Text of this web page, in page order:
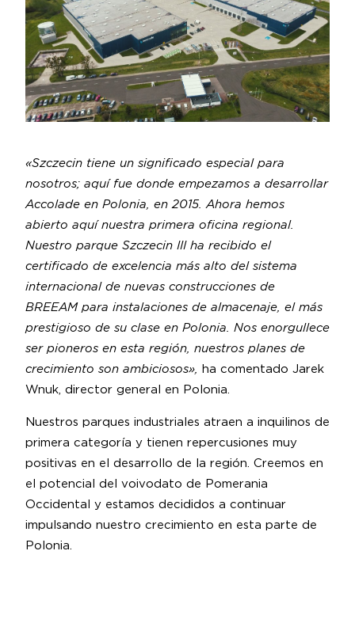
«Szczecin tiene un significado especial para
nosotros; aquí fue donde empezamos a desarrollar
Accolade en Polonia, en 2015. Ahora hemos
abierto aquí nuestra primera oficina regional.
Nuestro parque Szczecin III ha recibido el
certificado de excelencia más alto del sistema
internacional de nuevas construcciones de
BREEAM para instalaciones de almacenaje, el más
prestigioso de su clase en Polonia. Nos enorgullece
ser pioneros en esta región, nuestros planes de
crecimiento son ambiciosos»,
ha comentado Jarek
Wnuk, director general en Polonia.
Nuestros parques industriales atraen a inquilinos de
primera categoría y tienen repercusiones muy
positivas en el desarrollo de la región. Creemos en
el potencial del voivodato de Pomerania
Occidental y estamos decididos a continuar
impulsando nuestro crecimiento en esta parte de
Polonia.